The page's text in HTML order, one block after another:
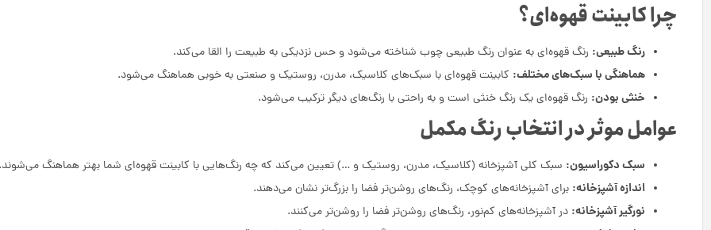
چرا کابینت قهوه‌ای؟
رنگ طبیعی: رنگ قهوه‌ای به عنوان رنگ طبیعی چوب شناخته می‌شود و حس نزدیکی به طبیعت را القا می‌کند.
هماهنگی با سبک‌های مختلف: کابینت قهوه‌ای با سبک‌های کلاسیک، مدرن، روستیک و صنعتی به خوبی هماهنگ می‌شود.
خنثی بودن: رنگ قهوه‌ای یک رنگ خنثی است و به راحتی با رنگ‌های دیگر ترکیب می‌شود.
عوامل موثر در انتخاب رنگ مکمل
سبک دکوراسیون: سبک کلی آشپزخانه (کلاسیک، مدرن، روستیک و …) تعیین می‌کند که چه رنگ‌هایی با کابینت قهوه‌ای شما بهتر هماهنگ
اندازه آشپزخانه: برای آشپزخانه‌های کوچک، رنگ‌های روشن‌تر فضا را بزرگ‌تر نشان می‌دهند.
نورگیر آشپزخانه: در آشپزخانه‌های کم‌نور، رنگ‌های روشن‌تر فضا را روشن‌تر می‌کنند.